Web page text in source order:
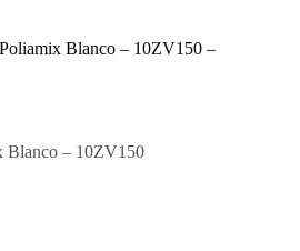
Blanco – 10ZV150 –
Blanco – 10ZV150